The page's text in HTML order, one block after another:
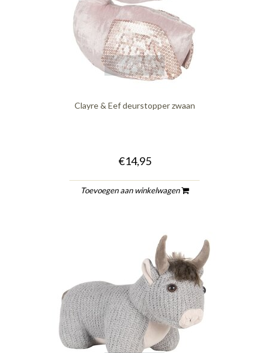
quickshop
Clayre & Eef deurstopper zwaan
€14,95
Toevoegen aan winkelwagen